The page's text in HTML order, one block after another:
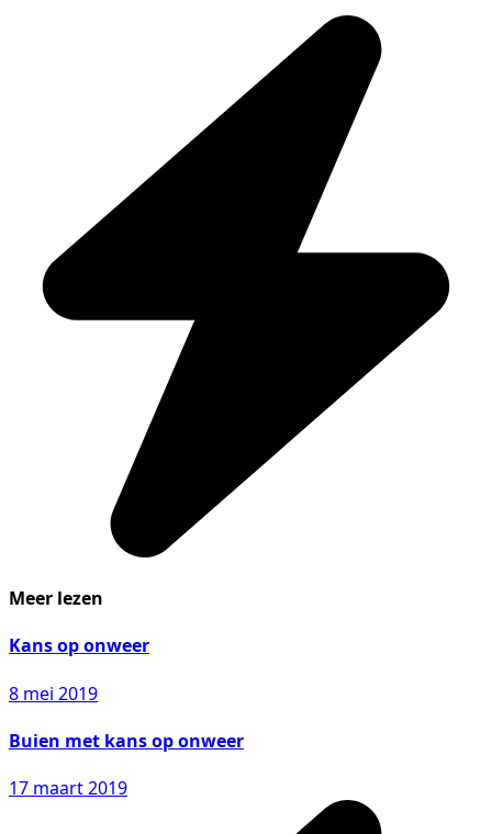
Meer lezen
Kans op onweer
8 mei 2019
Buien met kans op onweer
17 maart 2019